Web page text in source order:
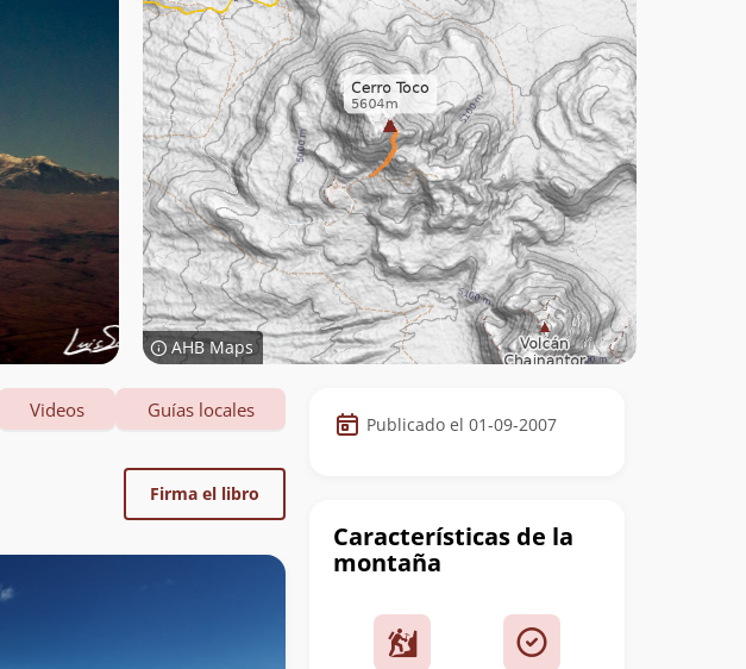
AHB Maps
Datos
de
cumbre
Publicado el 01-09-2007
Características de la
montaña
Videos Guías locales
Firma el libro